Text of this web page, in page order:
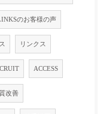
のお客様の声
リンクス
ACCESS
改善